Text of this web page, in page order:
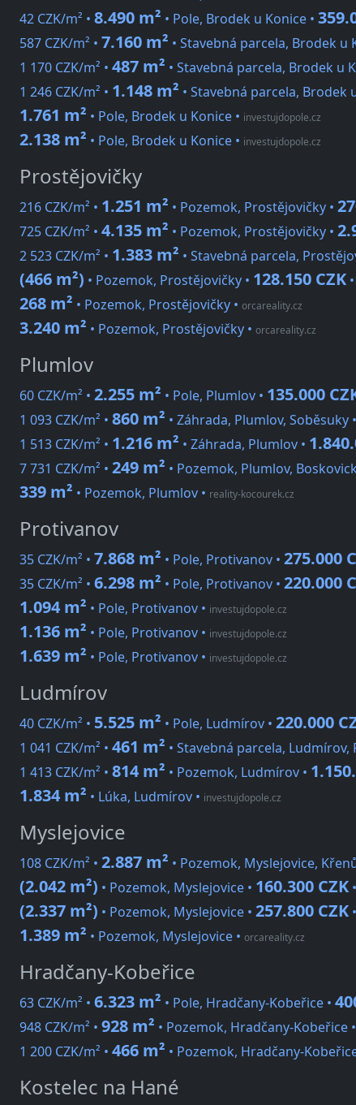
42 CZK/m² • 8.490 m² • Pole, Brodek u Konice •
587 CZK/m² • 7.160 m² • Stavebná parcela, Brodek u
1 170 CZK/m² • 487 m² • Stavebná parcela, Brodek u
1 246 CZK/m² • 1.148 m² • Stavebná parcela, Brodek
1.761 m² • Pole, Brodek u Konice • investujdopole.cz
2.138 m² • Pole, Brodek u Konice • investujdopole.cz
Prostějovičky
216 CZK/m² • 1.251 m² • Pozemok, Prostějovičky •
725 CZK/m² • 4.135 m² • Pozemok, Prostějovičky •
2 523 CZK/m² • 1.383 m² • Stavebná parcela,
(466 m²) • Pozemok, Prostějovičky • 128.150 CZK •
268 m² • Pozemok, Prostějovičky • orcareality.cz
3.240 m² • Pozemok, Prostějovičky • orcareality.cz
Plumlov
60 CZK/m² • 2.255 m² • Pole, Plumlov • 135.000
1 093 CZK/m² • 860 m² • Záhrada, Plumlov, Soběsuky •
1 513 CZK/m² • 1.216 m² • Záhrada, Plumlov •
7 731 CZK/m² • 249 m² • Pozemok, Plumlov,
339 m² • Pozemok, Plumlov • reality-kocourek.cz
Protivanov
35 CZK/m² • 7.868 m² • Pole, Protivanov • 275.000
35 CZK/m² • 6.298 m² • Pole, Protivanov • 220.000
1.094 m² • Pole, Protivanov • investujdopole.cz
1.136 m² • Pole, Protivanov • investujdopole.cz
1.639 m² • Pole, Protivanov • investujdopole.cz
Ludmírov
40 CZK/m² • 5.525 m² • Pole, Ludmírov • 220.000
1 041 CZK/m² • 461 m² • Stavebná parcela, Ludmírov,
1 413 CZK/m² • 814 m² • Pozemok, Ludmírov •
1.834 m² • Lúka, Ludmírov • investujdopole.cz
Myslejovice
108 CZK/m² • 2.887 m² • Pozemok, Myslejovice,
(2.042 m²) • Pozemok, Myslejovice • 160.300 CZK •
(2.337 m²) • Pozemok, Myslejovice • 257.800 CZK •
1.389 m² • Pozemok, Myslejovice • orcareality.cz
Hradčany-Kobeřice
63 CZK/m² • 6.323 m² • Pole, Hradčany-Kobeřice •
948 CZK/m² • 928 m² • Pozemok, Hradčany-Kobeřice •
1 200 CZK/m² • 466 m² • Pozemok, Hradčany-
Kostelec na Hané